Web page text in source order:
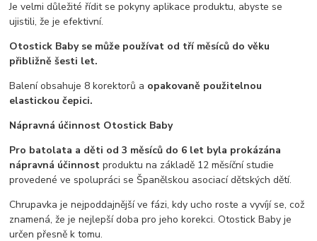
Je velmi důležité řídit se pokyny aplikace produktu, abyste se
ujistili, že je efektivní.
Otostick Baby se může používat od tří měsíců do věku
přibližně šesti let.
Balení obsahuje 8 korektorů a opakovaně použitelnou
elastickou čepici.
Nápravná účinnost Otostick Baby
Pro batolata a děti od 3 měsíců do 6 let byla prokázána
nápravná účinnost produktu na základě 12 měsíční studie
provedené ve spolupráci se Španělskou asociací dětských dětí.
Chrupavka je nejpoddajnější ve fázi, kdy ucho roste a vyvíjí se, což
znamená, že je nejlepší doba pro jeho korekci. Otostick Baby je
určen přesně k tomu.